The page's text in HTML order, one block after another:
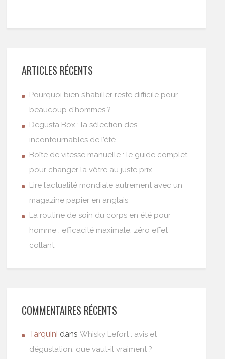
ARTICLES RÉCENTS
Pourquoi bien s’habiller reste difficile pour
beaucoup d’hommes ?
Degusta Box : la sélection des
incontournables de l’été
Boîte de vitesse manuelle : le guide complet
pour changer la vôtre au juste prix
Lire l’actualité mondiale autrement avec un
magazine papier en anglais
La routine de soin du corps en été pour
homme : efficacité maximale, zéro effet
collant
COMMENTAIRES RÉCENTS
Tarquini dansWhisky Lefort : avis et
dégustation, que vaut-il vraiment ?